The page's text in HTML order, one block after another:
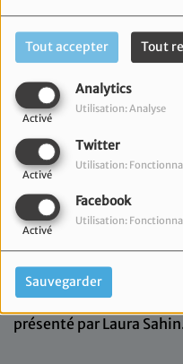
Tout accepter Tout
Analytics
Activé
Utilisation: Analyse
Twitter
Activé
Utilisation:
Facebook
Activé
Utilisation:
Sauvegarder
12 novembre 2024
Retrouvez votre Flash
présenté par Laura